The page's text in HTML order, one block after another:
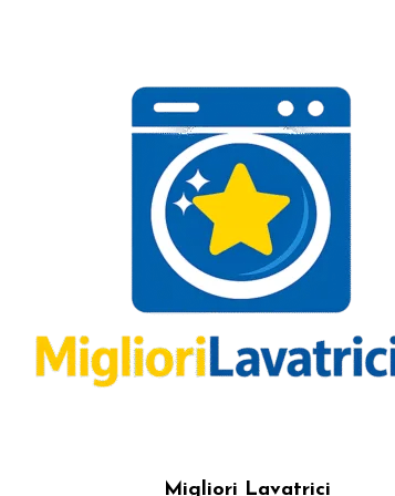
Migliori Lavatrici